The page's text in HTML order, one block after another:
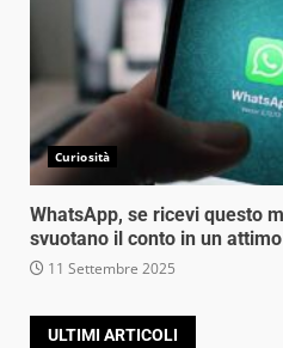
Curiosità
WhatsApp, se ricevi questo
svuotano il conto in un attimo
11 Settembre 2025
ULTIMI ARTICOLI